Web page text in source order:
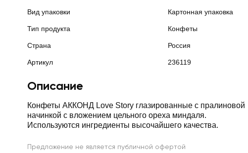
Вид упаковки Картонная упаковка
Тип продукта Конфеты
Страна Россия
Артикул 236119
Описание
Конфеты АККОНД Love Story глазированные с пралиновой
начинкой с вложением цельного ореха миндаля.
Используются ингредиенты высочайшего качества.
Предложение не является публичной офертой